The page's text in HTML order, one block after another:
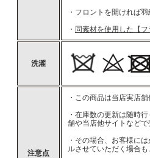
・フロントを開ければ
・ 同素材を使用した【
洗濯
注意点
・この商品は当店実店
・在庫数の更新は随時
舗や当店他サイトなど
・その場合、お客様に
ルさせていただく場合